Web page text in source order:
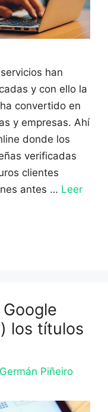
han
y con ello la
convertido en
y empresas. Ahí
donde los
verificadas
clientes
antes … Leer
los títulos
Germán Piñeiro